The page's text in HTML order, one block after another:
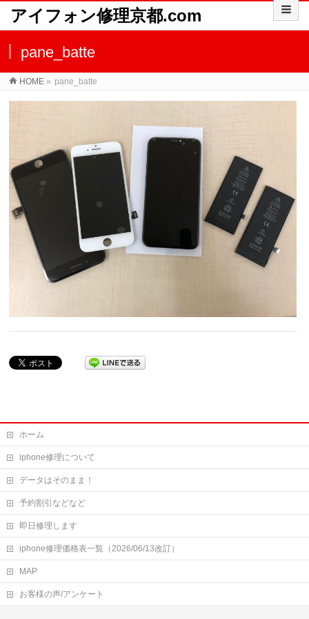
アイフォン修理京都.com
pane_batte
HOME » pane_batte
ホーム
iphone修理について
データはそのまま！
予約割引などなど
即日修理します
iphone修理価格表一覧（2026/06/13改訂）
MAP
お客様の声/アンケート